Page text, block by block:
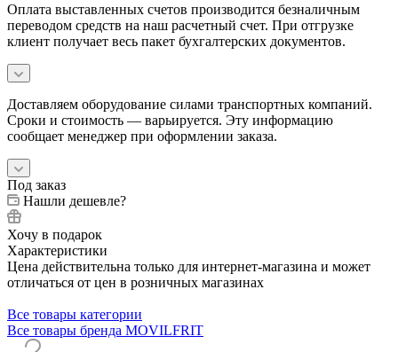
Оплата выставленных счетов производится безналичным
переводом средств на наш расчетный счет. При отгрузке
клиент получает весь пакет бухгалтерских документов.
Доставляем оборудование силами транспортных компаний.
Сроки и стоимость — варьируется. Эту информацию
сообщает менеджер при оформлении заказа.
Под заказ
Нашли дешевле?
Хочу в подарок
Характеристики
Цена действительна только для интернет-магазина и может
отличаться от цен в розничных магазинах
Все товары категории
Все товары бренда MOVILFRIT